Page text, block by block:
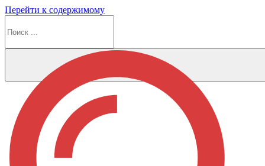
Перейти к содержимому